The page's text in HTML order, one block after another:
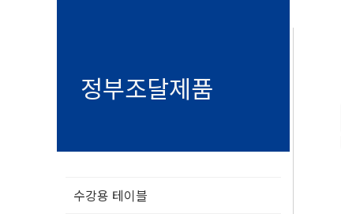
정부조달제품
수강용 테이블